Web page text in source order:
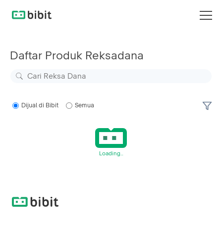
Daftar Produk Reksadana
Dijual di Bibit Semua
Loading..